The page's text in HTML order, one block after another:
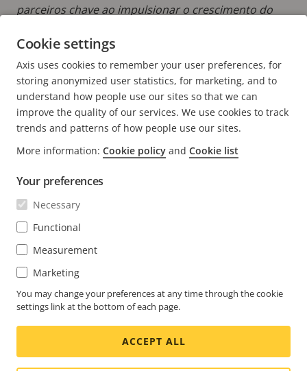
parceiros chave ao impulsionar o crescimento do
LER MAIS POSTAGENS DE SIENNA
FOOTER
CONTATO
Fale conosco
Experience Center
NOTÍCIAS E HISTÓRIAS
Histórias de clientes
Life at Axis
Engineering at Axis
ASSINAR
Assine nosso boletim informativo
Assine os emails de notificação de segurança da Axis
BRASIL / PORTUGUÊS SALA DE IMPRENSA
Social
Media
Menu
Facebook
Linkedin
Youtube
X
(Twitter)
Instagram
Cookie settings
Axis uses cookies to remember your user preferences, for
storing anonymized user statistics, for marketing, and to
understand how people use our sites so that we can
improve the quality of our services. We use cookies to track
trends and patterns of how people use our sites.
More information: Cookie policy and Cookie list
Your preferences
Necessary
Functional
Measurement
Marketing
You may change your preferences at any time through the cookie
settings link at the bottom of each page.
ACCEPT ALL